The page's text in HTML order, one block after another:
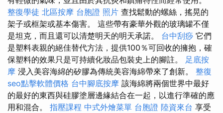
整復學徒 北區按摩 台胞證 照片 查找鬆動的螺絲，搖晃的
架子或框架或基本傷害。 這些帶有豪華外觀的玻璃罐不僅
是坦克，而且還可以清楚明天的明天承諾。 台中刮痧 它們
是塑料表親的絕佳替代方法，提供100％可回收的擁抱，確
保塑料的效果只是可持續化妝品包裝史上的腳註。 足底按
摩 浸入美容海綿的矽膠為傳統美容海綿帶來了創新。 整復
seo點擊軟體價格 台中腳底按摩 該海綿將兩個世界中最好
的最好的東西與硅膠塗層邊緣結合在一起，以進行準確的應
用和混合。 指壓課程 中式外燴菜單 台胞證 陸資來台 享受